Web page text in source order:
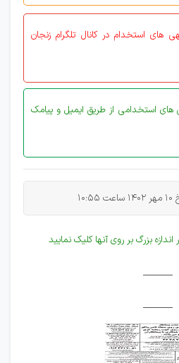
استخدام در کانال تلگرام زنجان
استخدامی از طریق ایمیل و پیامک
بزرگ بر روی آنها کلیک نمایید
______
______